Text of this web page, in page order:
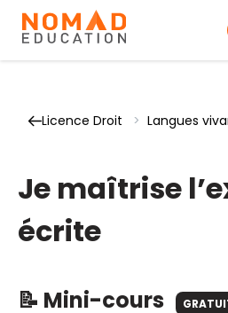
Licence Droit > Langues
Je maîtrise
écrite
📝 Mini-cours